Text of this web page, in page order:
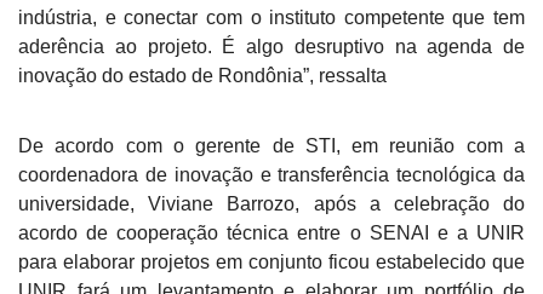
indústria, e conectar com o instituto competente que tem
aderência ao projeto. É algo desruptivo na agenda de
inovação do estado de Rondônia”, ressalta
De acordo com o gerente de STI, em reunião com a
coordenadora de inovação e transferência tecnológica da
universidade, Viviane Barrozo, após a celebração do
acordo de cooperação técnica entre o SENAI e a UNIR
para elaborar projetos em conjunto ficou estabelecido que